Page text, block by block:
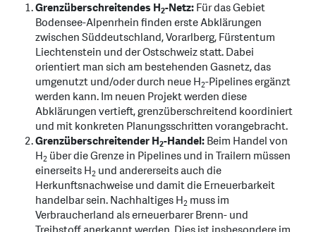
Grenzüberschreitendes H2-Netz:Für das Gebiet
Bodensee-Alpenrhein finden erste Abklärungen
zwischen Süddeutschland, Vorarlberg, Fürstentum
Liechtenstein und der Ostschweiz statt. Dabei
orientiert man sich am bestehenden Gasnetz, das
umgenutzt und/oder durch neue H2-Pipelines ergänzt
werden kann. Im neuen Projekt werden diese
Abklärungen vertieft, grenzüberschreitend koordiniert
und mit konkreten Planungsschritten vorangebracht.
Grenzüberschreitender H2-Handel:Beim Handel von
H2 über die Grenze in Pipelines und in Trailern müssen
einerseits H2 und andererseits auch die
Herkunftsnachweise und damit die Erneuerbarkeit
handelbar sein. Nachhaltiges H2 muss im
Verbraucherland als erneuerbarer Brenn- und